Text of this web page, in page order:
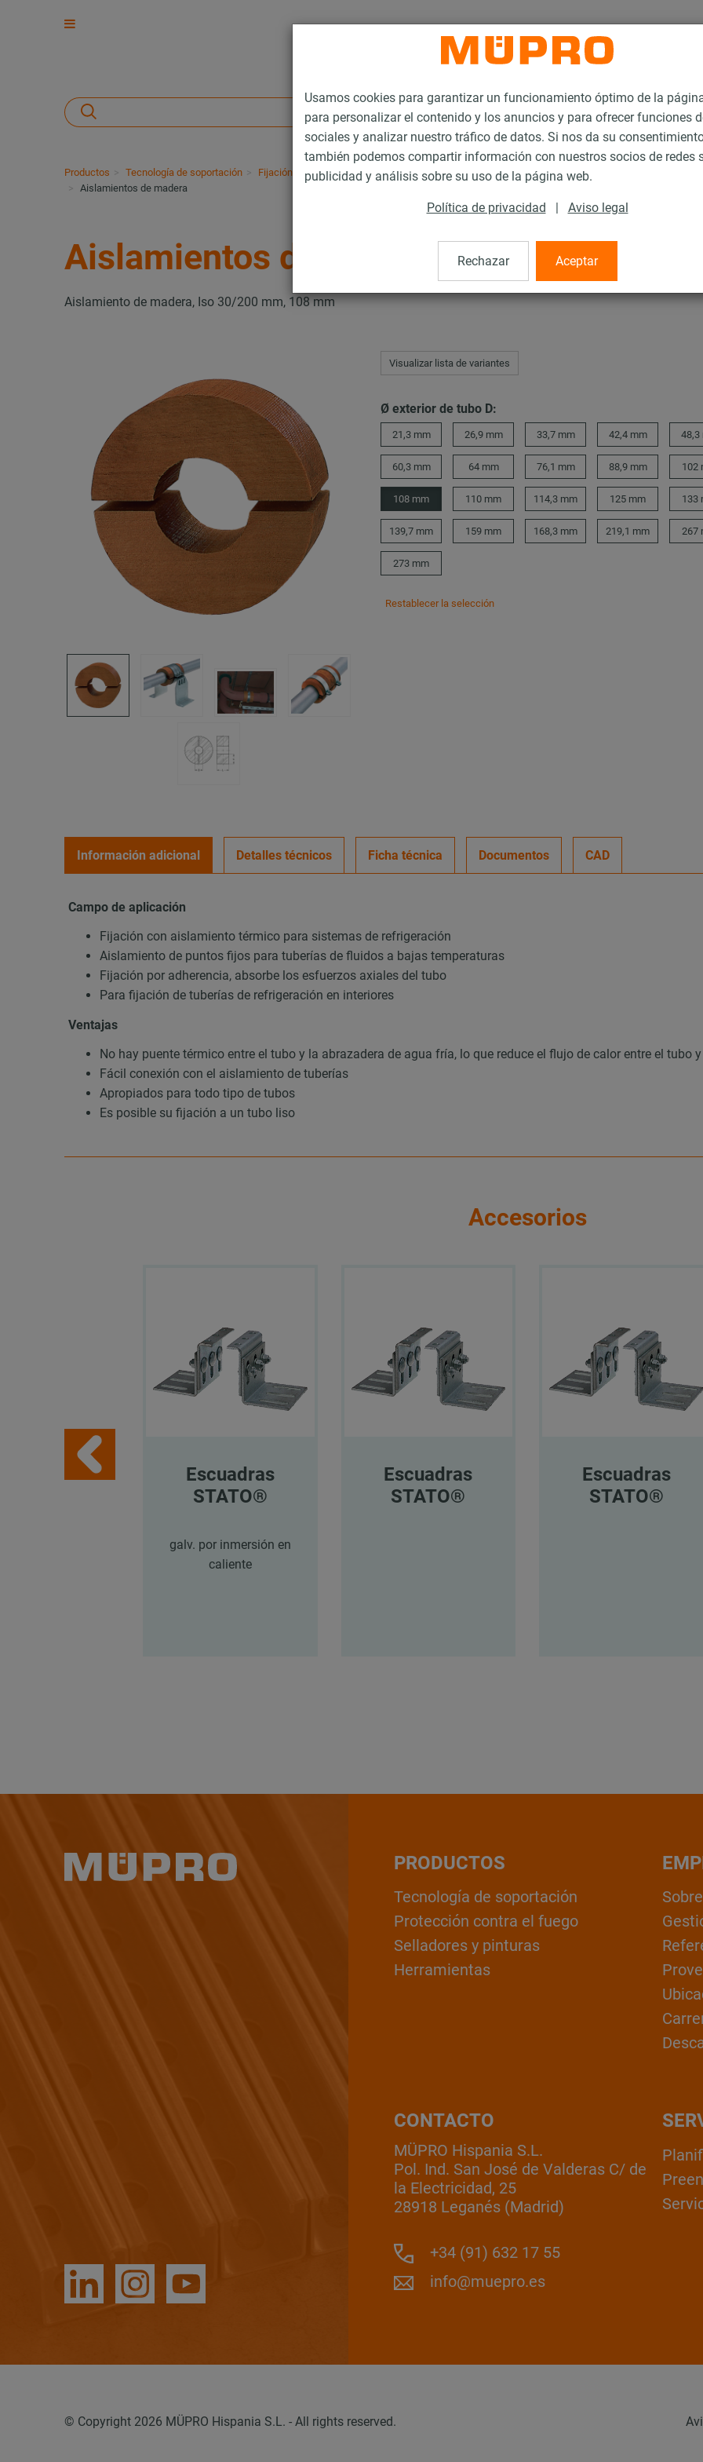
Usamos cookies para garantizar un funcionamiento óptimo de la
para personalizar el contenido y los anuncios y para ofrecer funciones
sociales y analizar nuestro tráfico de datos. Si nos da su
también podemos compartir información con nuestros socios de redes
publicidad y análisis sobre su uso de la página web.
Política de privacidad | Aviso legal
Rechazar Aceptar
Productos Tecnología de soportación Fijación de cargas pesadas
Puntos fijos y puntos guías para la fijación de cargas pesadas
Aislamientos de madera
Aislamientos de madera
Aislamiento de madera, Iso 30/200 mm, 108 mm
Visualizar lista de variantes
Ø exterior de tubo D:
21,3 mm 26,9 mm 33,7 mm 42,4 mm 48,3
60,3 mm 64 mm 76,1 mm 88,9 mm 102
108 mm 110 mm 114,3 mm 125 mm 133
139,7 mm 159 mm 168,3 mm 219,1 mm 267
273 mm
Restablecer la selección
Información adicional Detalles técnicos Ficha técnica Documentos CAD
Campo de aplicación
Fijación con aislamiento térmico para sistemas de refrigeración
Aislamiento de puntos fijos para tuberías de fluidos a bajas temperaturas
Fijación por adherencia, absorbe los esfuerzos axiales del tubo
Para fijación de tuberías de refrigeración en interiores
Ventajas
No hay puente térmico entre el tubo y la abrazadera de agua fría, lo que reduce el flujo de calor entre el tubo
Fácil conexión con el aislamiento de tuberías
Apropiados para todo tipo de tubos
Es posible su fijación a un tubo liso
Accesorios
Escuadras
STATO®
galv. por inmersión en
caliente
Escuadras
STATO®
Escuadras
STATO®
PRODUCTOS
Tecnología de soportación
Protección contra el fuego
Selladores y pinturas
Herramientas
CONTACTO
MÜPRO Hispania S.L.
Pol. Ind. San José de Valderas C/ de
la Electricidad, 25
28918 Leganés (Madrid)
+34 (91) 632 17 55
info@muepro.es
© Copyright 2026 MÜPRO Hispania S.L. - All rights reserved.